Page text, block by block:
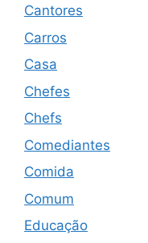
Cantores
Carros
Casa
Chefes
Chefs
Comediantes
Comida
Comum
Educação